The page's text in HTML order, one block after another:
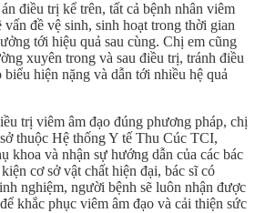
điều trị kể trên, tất cả bệnh nhân viêm
vấn đề vệ sinh, sinh hoạt trong thời gian
tới hiệu quả sau cùng. Chị em cũng
xuyên trong và sau điều trị, tránh điều
biểu hiện nặng và dẫn tới nhiều hệ quả
trị viêm âm đạo đúng phương pháp, chị
thuộc Hệ thống Y tế Thu Cúc TCI,
khoa và nhận sự hướng dẫn của các bác
cơ sở vật chất hiện đại, bác sĩ có
nghiệm, người bệnh sẽ luôn nhận được
khắc phục viêm âm đạo và cải thiện sức